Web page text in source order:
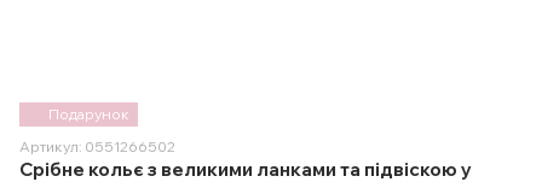
Подарунок
Артикул: 0551266502
Срібне кольє з великими ланками та підвіскою у